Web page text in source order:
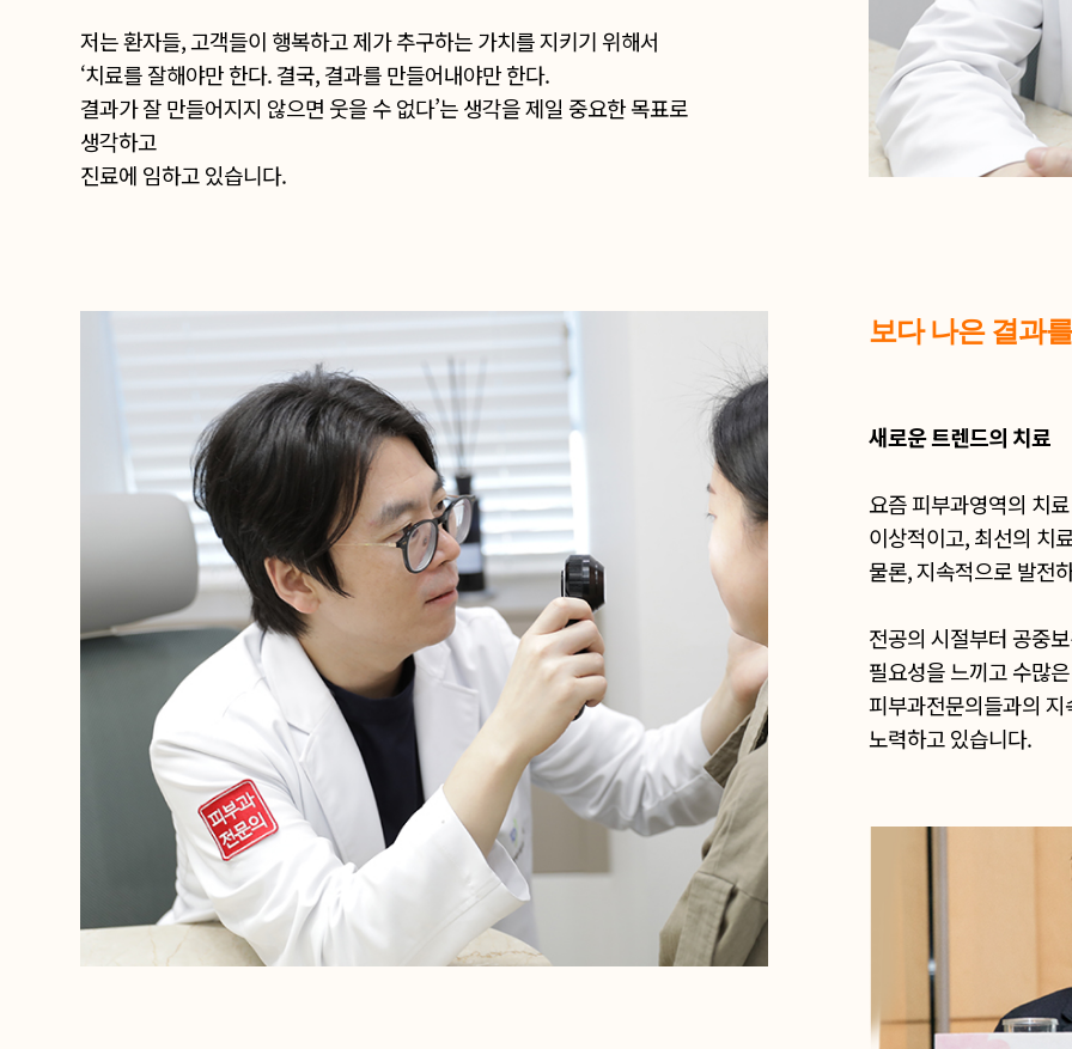
저는 환자들, 고객들이 행복하고 제가 추구하는 가치를 지키기 위해서
‘치료를 잘해야만 한다. 결국, 결과를 만들어내야만 한다.
결과가 잘 만들어지지 않으면 웃을 수 없다’는 생각을 제일 중요한 목표로
생각하고
진료에 임하고 있습니다.
보다 나은 결과
새로운 트렌드의 치료
요즘 피부과영역의 치
이상적이고, 최선의 치
물론, 지속적으로 발전
전공의 시절부터 공중
필요성을 느끼고 수많
피부과전문의들과의
노력하고 있습니다.